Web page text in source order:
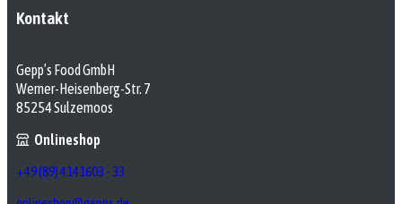
Kontakt
Gepp’s Food GmbH
Werner-Heisenberg-Str. 7
85254 Sulzemoos
Onlineshop
+49 (89) 4141603 - 33